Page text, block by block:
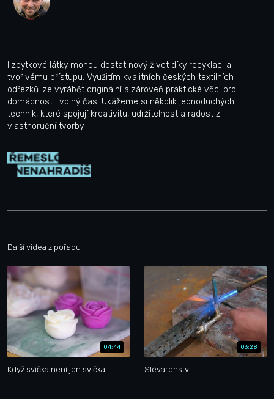
I zbytkové látky mohou dostat nový život díky recyklaci a
tvořivému přístupu. Využitím kvalitních českých textilních
odřezků lze vyrábět originální a zároveň praktické věci pro
domácnost i volný čas. Ukážeme si několik jednoduchých
technik, které spojují kreativitu, udržitelnost a radost z
vlastnoruční tvorby.
Další videa z pořadu
04:44
Když svíčka není jen svíčka
03:28
Slévárenství